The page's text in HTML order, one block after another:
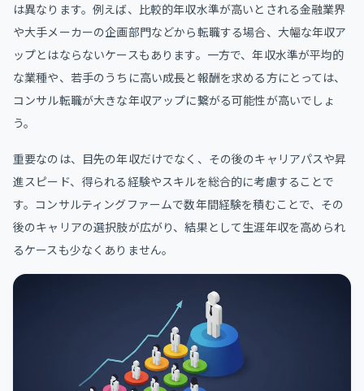
は異なります。例えば、比較的年収水準が高いとされる金融業界
や大手メーカーの企画部門などから転職する場合、大幅な年収ア
ップとはならないケースもあります。一方で、年収水準が平均的
な業種や、若手のうちに高い成長と報酬を求める方にとっては、
コンサル転職が大きな年収アップに繋がる可能性が高いでしょ
う。
重要なのは、目先の年収だけでなく、その後のキャリアパスや昇
進スピード、得られる経験やスキルを総合的に考慮することで
す。コンサルティングファームで数年間経験を積むことで、その
後のキャリアの選択肢が広がり、結果として生涯年収を高められ
るケースも少なくありません。